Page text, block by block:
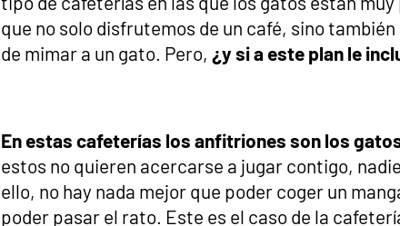
que no solo disfrutemos de un café, sino
de mimar a un gato. Pero, ¿y si a este plan le
En estas cafeterías los anfitriones son los
estos no quieren acercarse a jugar contigo,
ello, no hay nada mejor que poder coger un
poder pasar el rato. Este es el caso de la